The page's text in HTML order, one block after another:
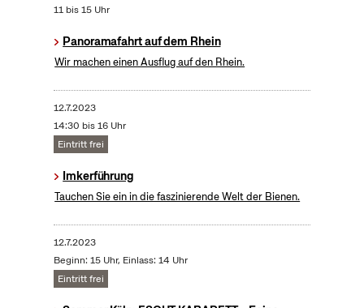
11 bis 15 Uhr
Panoramafahrt auf dem Rhein
Wir machen einen Ausflug auf den Rhein.
12.7.2023
14:30 bis 16 Uhr
Eintritt frei
Imkerführung
Tauchen Sie ein in die faszinierende Welt der Bienen.
12.7.2023
Beginn: 15 Uhr, Einlass: 14 Uhr
Eintritt frei